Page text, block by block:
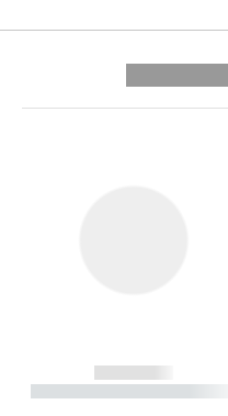
------------
----------- ----------- --------